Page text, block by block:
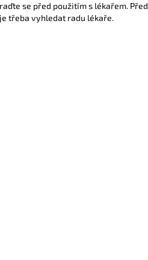
se před použitím s lékařem. Před
třeba vyhledat radu lékaře.